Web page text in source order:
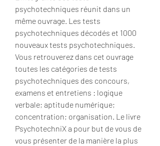
psychotechniques réunit dans un
même ouvrage. Les tests
psychotechniques décodés et 1000
nouveaux tests psychotechniques.
Vous retrouverez dans cet ouvrage
toutes les catégories de tests
psychotechniques des concours,
examens et entretiens : logique
verbale; aptitude numérique;
concentration; organisation. Le livre
PsychotechniX a pour but de vous de
vous présenter de la manière la plus